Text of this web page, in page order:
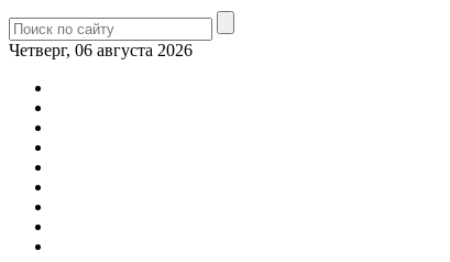
Четверг, 06 августа 2026